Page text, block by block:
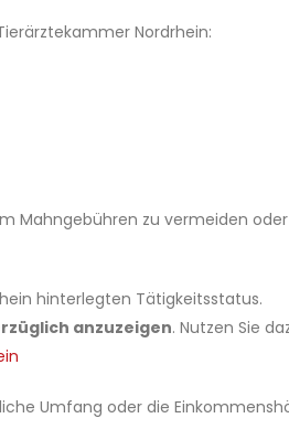
Nordrhein:
Mahngebühren zu vermeiden
hinterlegten Tätigkeitsstatus.
anzuzeigen. Nutzen Sie
Umfang oder die